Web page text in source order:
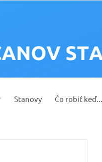
Stanovy Čo robiť keď...